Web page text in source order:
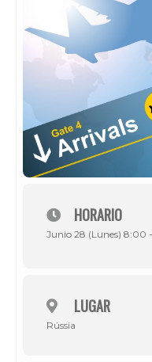
HORARIO
Junio 28 (Lunes) 8:00
LUGAR
Rússia